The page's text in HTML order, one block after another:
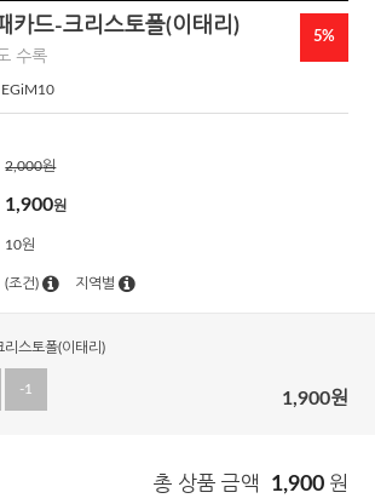
카드-크리스토폴(이태리)
수록
5%
2,000원
1,900원
10원
(조건) 지역별
스토폴(이태리)
-1 1,900원
총 상품 금액 1,900 원